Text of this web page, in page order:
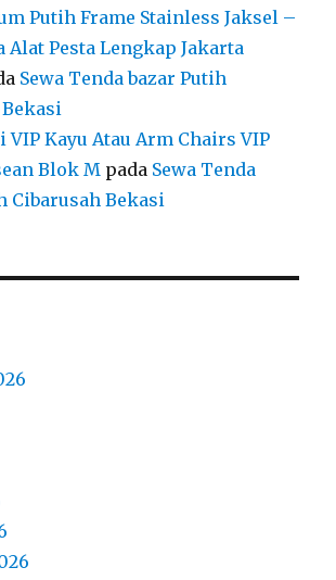
Putih Frame Stainless Jaksel –
Alat Pesta Lengkap Jakarta
Sewa Tenda bazar Putih
VIP Kayu Atau Arm Chairs VIP
Blok M pada Sewa Tenda
Cibarusah Bekasi